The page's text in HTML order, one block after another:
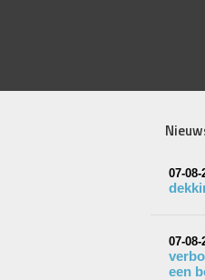
07-08-
07-08-
een